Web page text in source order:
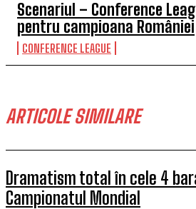
Scenariul – Conference
pentru campioana României
CONFERENCE LEAGUE
ARTICOLE SIMILARE
Dramatism total în cele 4
Campionatul Mondial